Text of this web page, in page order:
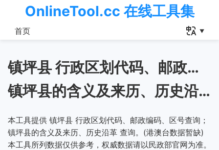
OnlineTool.cc 在线工具集
首页
镇坪县 行政区划代码、邮政编码、区号查询
镇坪县的含义及来历、历史沿革
本工具提供 镇坪县 行政区划代码、邮政编码、区号查询；
镇坪县的含义及来历、历史沿革 查询。(港澳台数据暂缺)
本工具所列数据仅供参考，权威数据请以民政部官网为准。